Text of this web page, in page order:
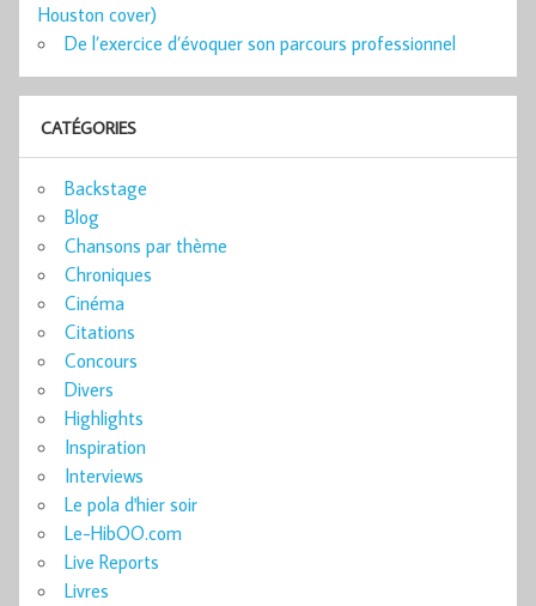
Houston cover)
De l’exercice d’évoquer son parcours professionnel
CATÉGORIES
Backstage
Blog
Chansons par thème
Chroniques
Cinéma
Citations
Concours
Divers
Highlights
Inspiration
Interviews
Le pola d'hier soir
Le-HibOO.com
Live Reports
Livres